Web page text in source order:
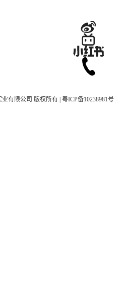
有限公司 版权所有 | 粤ICP备10238981号